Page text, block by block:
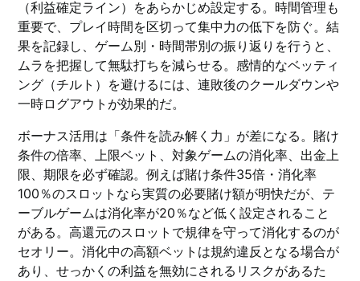
（利益確定ライン）をあらかじめ設定する。時間管理も
重要で、プレイ時間を区切って集中力の低下を防ぐ。結
果を記録し、ゲーム別・時間帯別の振り返りを行うと、
ムラを把握して無駄打ちを減らせる。感情的なベッティ
ング（チルト）を避けるには、連敗後のクールダウンや
一時ログアウトが効果的だ。
ボーナス活用は「条件を読み解く力」が差になる。賭け
条件の倍率、上限ベット、対象ゲームの消化率、出金上
限、期限を必ず確認。例えば賭け条件35倍・消化率
100％のスロットなら実質の必要賭け額が明快だが、テ
ーブルゲームは消化率が20％など低く設定されること
がある。高還元のスロットで規律を守って消化するのが
セオリー。消化中の高額ベットは規約違反となる場合が
あり、せっかくの利益を無効にされるリスクがあるた